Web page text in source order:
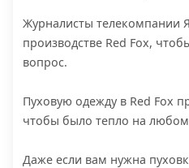
Журналисты телекомпании
производстве Red Fox,
вопрос.
Пуховую одежду в Red Fox
чтобы было тепло на
Даже если вам нужна